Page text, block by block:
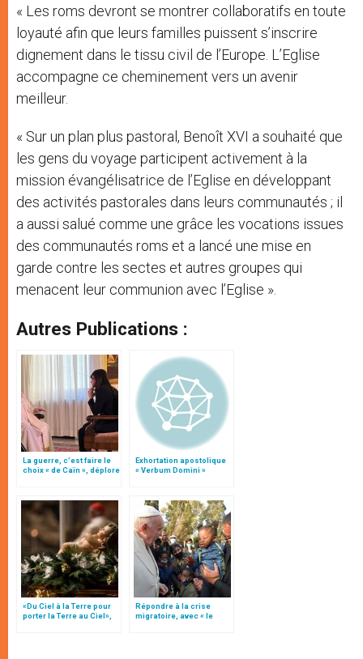
« Les roms devront se montrer collaboratifs en toute
loyauté afin que leurs familles puissent s’inscrire
dignement dans le tissu civil de l’Europe. L’Eglise
accompagne ce cheminement vers un avenir
meilleur.
« Sur un plan plus pastoral, Benoît XVI a souhaité que
les gens du voyage participent activement à la
mission évangélisatrice de l’Eglise en développant
des activités pastorales dans leurs communautés ; il
a aussi salué comme une grâce les vocations issues
des communautés roms et a lancé une mise en
garde contre les sectes et autres groupes qui
menacent leur communion avec l’Eglise ».
Autres Publications :
La guerre, c’est faire le
choix « de Caïn », déplore
Exhortation apostolique
« Verbum Domini »
«Du Ciel à la Terre pour
porter la Terre au Ciel»,
Répondre à la crise
migratoire, avec « le